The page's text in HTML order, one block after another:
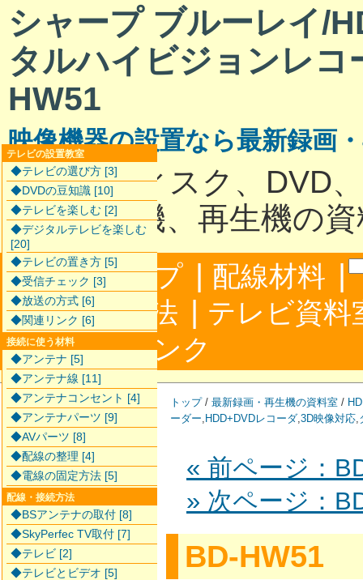
シャープ ブルーレイ/
タルハイビジョンレ
HW51
映像機器の設置なら最新録画
ハードディスク、DVD
最新録画機、再生機の
サイトマップ | 配線材料 |
配線接続方法 | テレビ資料
合わせ|リンク
トップ/ 最新録画・再生機の資料室 /
ーダー, HDD+DVDレコーダ,3D映像対応,
« 前ページ：
» 次ページ：
BD-HW51
テレビの設置教室
◆テレビの選び方 [3]
◆DVDの豆知識 [10]
◆テレビを楽しむ [2]
◆デジタルテレビを楽しむ
[20]
◆テレビの置き方 [5]
◆受信チェック [3]
◆放送の方式 [6]
◆関連リンク [6]
接続に使う材料
◆アンテナ [5]
◆アンテナ線 [11]
◆アンテナコンセント [4]
◆アンテナパーツ [9]
◆AVパーツ [8]
◆配線の整理 [4]
◆電線の固定方法 [5]
配線・接続方法
◆BSアンテナの取付 [8]
◆SkyPerfec TV取付 [7]
◆テレビ [2]
◆テレビとビデオ [5]